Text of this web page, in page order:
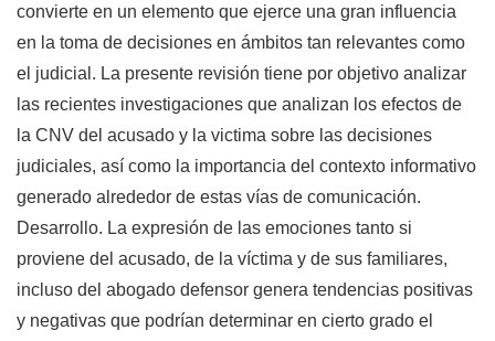
convierte en un elemento que ejerce una gran influencia
en la toma de decisiones en ámbitos tan relevantes como
el judicial. La presente revisión tiene por objetivo analizar
las recientes investigaciones que analizan los efectos de
la CNV del acusado y la victima sobre las decisiones
judiciales, así como la importancia del contexto informativo
generado alrededor de estas vías de comunicación.
Desarrollo. La expresión de las emociones tanto si
proviene del acusado, de la víctima y de sus familiares,
incluso del abogado defensor genera tendencias positivas
y negativas que podrían determinar en cierto grado el